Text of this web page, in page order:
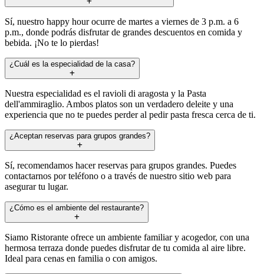
Sí, nuestro happy hour ocurre de martes a viernes de 3 p.m. a 6
p.m., donde podrás disfrutar de grandes descuentos en comida y
bebida. ¡No te lo pierdas!
¿Cuál es la especialidad de la casa?
Nuestra especialidad es el ravioli di aragosta y la Pasta
dell'ammiraglio. Ambos platos son un verdadero deleite y una
experiencia que no te puedes perder al pedir pasta fresca cerca de ti.
¿Aceptan reservas para grupos grandes?
Sí, recomendamos hacer reservas para grupos grandes. Puedes
contactarnos por teléfono o a través de nuestro sitio web para
asegurar tu lugar.
¿Cómo es el ambiente del restaurante?
Siamo Ristorante ofrece un ambiente familiar y acogedor, con una
hermosa terraza donde puedes disfrutar de tu comida al aire libre.
Ideal para cenas en familia o con amigos.